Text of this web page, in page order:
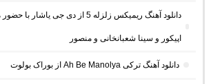
دانلود آهنگ ریمیکس زلزله 5 از دی جی
اپیکور و سینا شعبانخانی و منصور
دانلود آهنگ ترکی Ah Be Manolya از بوراک بولوت